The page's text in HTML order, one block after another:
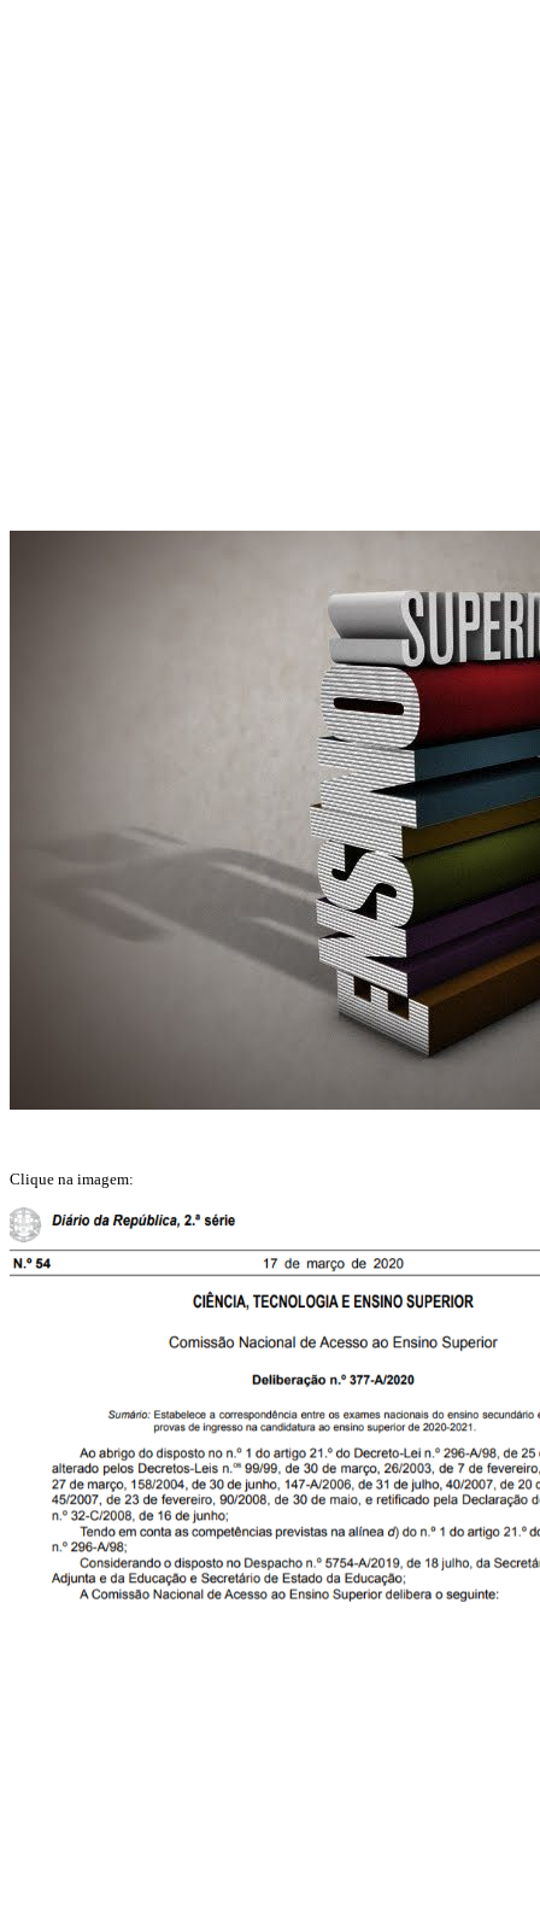
Clique na imagem: